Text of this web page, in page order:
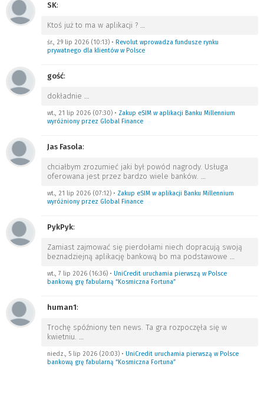
SK:
Ktoś już to ma w aplikacji ? …
śr., 29 lip 2026 (10:13) • Revolut wprowadza fundusze rynku
prywatnego dla klientów w Polsce
gość:
dokładnie …
wt., 21 lip 2026 (07:30) • Zakup eSIM w aplikacji Banku Millennium
wyróżniony przez Global Finance
Jas Fasola:
chciałbym zrozumieć jaki był powód nagrody. Usługa
oferowana jest przez bardzo wiele banków. …
wt., 21 lip 2026 (07:12) • Zakup eSIM w aplikacji Banku Millennium
wyróżniony przez Global Finance
PykPyk:
Zamiast zajmować się pierdołami niech dopracują swoją
beznadziejną aplikację bankową bo ma podstawowe …
wt., 7 lip 2026 (16:36) • UniCredit uruchamia pierwszą w Polsce
bankową grę fabularną “Kosmiczna Fortuna”
human1:
Trochę spóźniony ten news. Ta gra rozpoczęła się w
kwietniu. …
niedz., 5 lip 2026 (20:03) • UniCredit uruchamia pierwszą w Polsce
bankową grę fabularną “Kosmiczna Fortuna”